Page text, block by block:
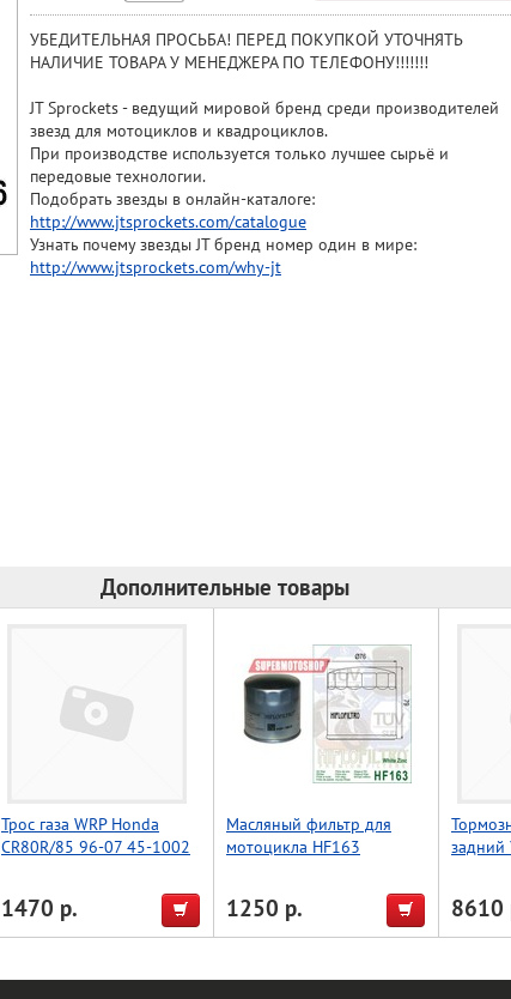
УБЕДИТЕЛЬНАЯ ПРОСЬБА! ПЕРЕД ПОКУПКОЙ УТОЧНЯТЬ
НАЛИЧИЕ ТОВАРА У МЕНЕДЖЕРА ПО ТЕЛЕФОНУ!!!!!!!
JT Sprockets - ведущий мировой бренд среди производителей
звезд для мотоциклов и квадроциклов.
При производстве используется только лучшее сырьё и
передовые технологии.
Подобрать звезды в онлайн-каталоге:
http://www.jtsprockets.com/catalogue
Узнать почему звезды JT бренд номер один в мире:
http://www.jtsprockets.com/why-jt
Дополнительные товары
Трос газа WRP Honda
CR80R/85 96-07 45-1002
1470 р.
Масляный фильтр для
мотоцикла HF163
1250 р.
задний
8610